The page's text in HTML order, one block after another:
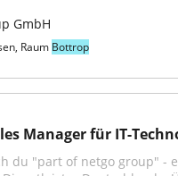
GmbH
Raum Bottrop
Manager für IT-
du "part of netgo group" -